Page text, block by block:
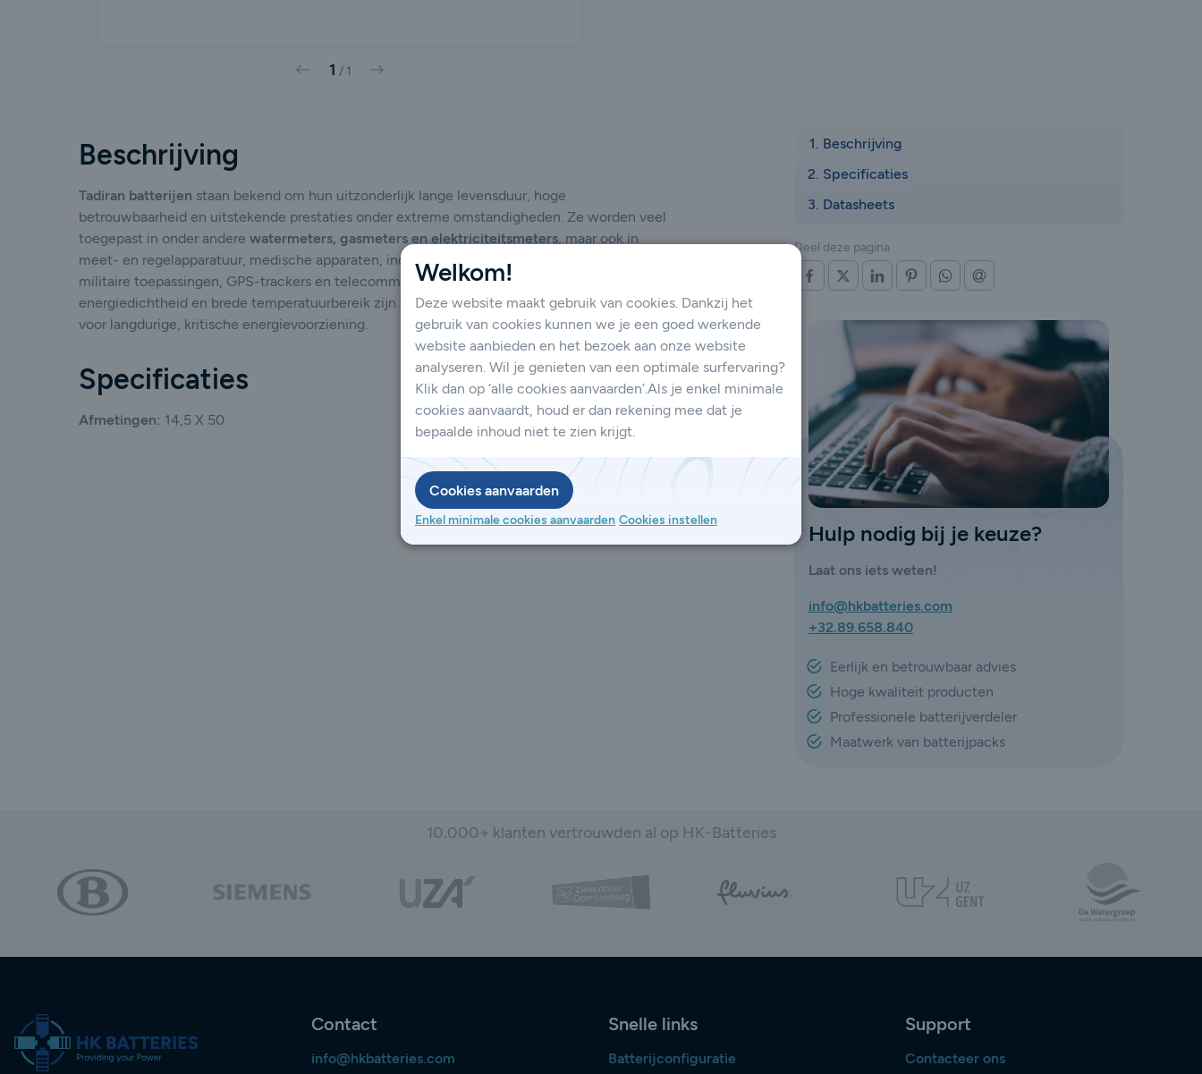
Vorige
1 / 1 Volgende
Beschrijving
Tadiran batterijen staan bekend om hun uitzonderlijk lange levensduur, hoge
betrouwbaarheid en uitstekende prestaties onder extreme omstandigheden. Ze worden veel
toegepast in onder andere watermeters, gasmeters en elektriciteitsmeters, maar ook in
meet- en regelapparatuur, medische apparaten, industriële sensoren, veiligheidssystemen,
militaire toepassingen, GPS-trackers en telecommunicatie. Dankzij hun hoge
energiedichtheid en brede temperatuurbereik zijn Tadiran lithiumbatterijen de ideale keuze
voor langdurige, kritische energievoorziening.
Specificaties
Afmetingen: 14,5 X 50
Beschrijving
Specificaties
Datasheets
Deel deze pagina
OP FACEBOOK
OP X (TWITTER)
OP LINKEDINOP PINTERESTOP WHATSAPP
Hulp nodig bij je keuze?
Laat ons iets weten!
info@hkbatteries.com
+32.89.658.840
Eerlijk en betrouwbaar advies
Hoge kwaliteit producten
Professionele batterijverdeler
Maatwerk van batterijpacks
10.000+ klanten vertrouwden al op HK-Batteries
Contact
info@hkbatteries.com
Snelle links
Batterijconfiguratie
Support
Contacteer ons
Welkom!
Deze website maakt gebruik van cookies. Dankzij het
gebruik van cookies kunnen we je een goed werkende
website aanbieden en het bezoek aan onze website
analyseren. Wil je genieten van een optimale surfervaring?
Klik dan op ‘alle cookies aanvaarden’.Als je enkel minimale
cookies aanvaardt, houd er dan rekening mee dat je
bepaalde inhoud niet te zien krijgt.
Cookies aanvaarden
Enkel minimale cookies aanvaarden Cookies instellen